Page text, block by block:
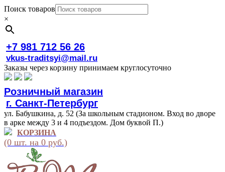
Поиск товаров
×
+7 981 712 56 26
vkus-traditsyi@mail.ru
Заказы через корзину принимаем круглосуточно
Розничный магазин
г. Санкт-Петербург
ул. Бабушкина, д. 52 (За школьным стадионом. Вход во дворе
в арке между 3 и 4 подъездом. Дом буквой П.)
КОРЗИНА
(0 шт. на 0 руб.)